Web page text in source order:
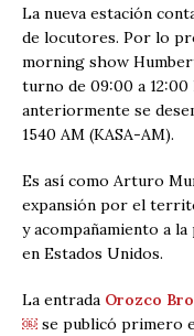
La nueva estación
de locutores. Por lo
morning show
turno de 09:00 a
anteriormente se
1540 AM (KASA-AM).
Es así como Arturo
expansión por el
y acompañamiento a
en Estados Unidos.
La entrada Orozco
￼ se publicó primero